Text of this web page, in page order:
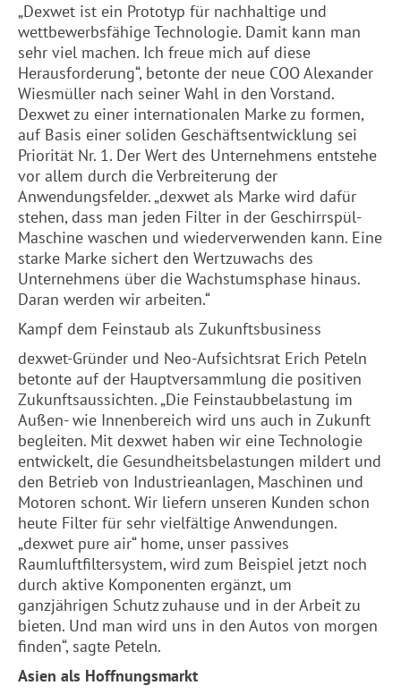
„Dexwet ist ein Prototyp für nachhaltige und
wettbewerbsfähige Technologie. Damit kann man
sehr viel machen. Ich freue mich auf diese
Herausforderung“, betonte der neue COO Alexander
Wiesmüller nach seiner Wahl in den Vorstand.
Dexwet zu einer internationalen Marke zu formen,
auf Basis einer soliden Geschäftsentwicklung sei
Priorität Nr. 1. Der Wert des Unternehmens entstehe
vor allem durch die Verbreiterung der
Anwendungsfelder. „dexwet als Marke wird dafür
stehen, dass man jeden Filter in der Geschirrspül-
Maschine waschen und wiederverwenden kann. Eine
starke Marke sichert den Wertzuwachs des
Unternehmens über die Wachstumsphase hinaus.
Daran werden wir arbeiten.“
Kampf dem Feinstaub als Zukunftsbusiness
dexwet-Gründer und Neo-Aufsichtsrat Erich Peteln
betonte auf der Hauptversammlung die positiven
Zukunftsaussichten. „Die Feinstaubbelastung im
Außen- wie Innenbereich wird uns auch in Zukunft
begleiten. Mit dexwet haben wir eine Technologie
entwickelt, die Gesundheitsbelastungen mildert und
den Betrieb von Industrieanlagen, Maschinen und
Motoren schont. Wir liefern unseren Kunden schon
heute Filter für sehr vielfältige Anwendungen.
„dexwet pure air“ home, unser passives
Raumluftfiltersystem, wird zum Beispiel jetzt noch
durch aktive Komponenten ergänzt, um
ganzjährigen Schutz zuhause und in der Arbeit zu
bieten. Und man wird uns in den Autos von morgen
finden“, sagte Peteln.
Asien als Hoffnungsmarkt